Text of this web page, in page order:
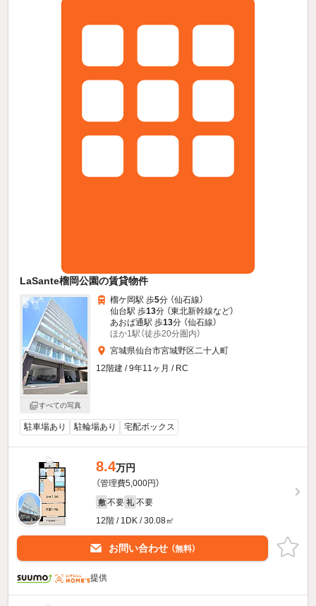
LaSante榴岡公園の賃貸物件
すべての写真
榴ケ岡駅 歩5分 （仙石線）
仙台駅 歩13分 （東北新幹線など）
あおば通駅 歩13分 （仙石線）
ほか1駅（徒歩20分圏内）
宮城県仙台市宮城野区二十人町
12階建 / 9年11ヶ月 / RC
駐車場あり 駐輪場あり 宅配ボックス
8.4万円
（管理費5,000円）
敷 不要 礼 不要
12階 / 1DK / 30.08㎡
お問い合わせ （無料）
提供